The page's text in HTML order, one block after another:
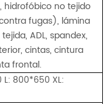
hidrofóbico no tejido
fugas), lámina
ADL, spandex,
cintas, cintura
frontal.
800*650 XL: